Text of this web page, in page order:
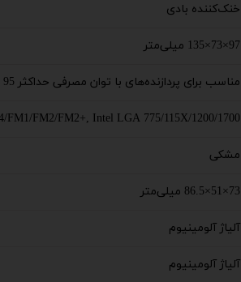
ستاپ کامل
خنک‌کننده بادی
97×73×135 میلی‌متر
مناسب برای پردازنده‌های با توان مصرفی حداکثر 95 وات
FM2/FM2+, Intel LGA 775/115X/1200/1700
مشکی
73×51×86.5 میلی‌متر
آلیاژ آلومینیوم
آلیاژ آلومینیوم